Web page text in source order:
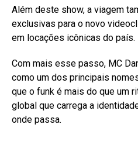
Além deste show, a viagem
exclusivas para o novo
em locações icônicas do país.
Com mais esse passo, MC
como um dos principais
que o funk é mais do que um
global que carrega a
onde passa.